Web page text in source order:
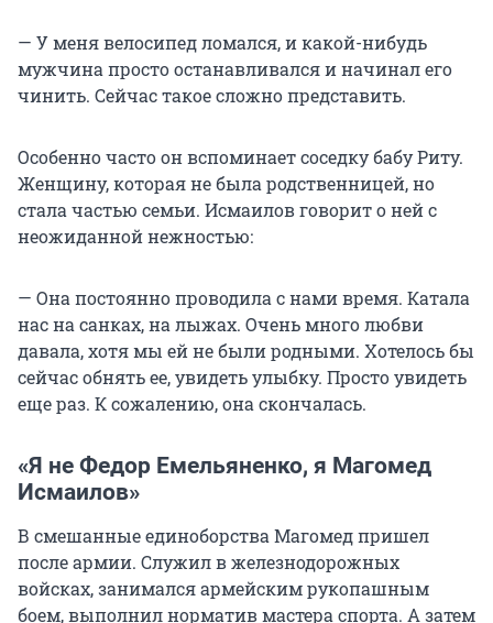
— У меня велосипед ломался, и какой-нибудь
мужчина просто останавливался и начинал его
чинить. Сейчас такое сложно представить.
Особенно часто он вспоминает соседку бабу Риту.
Женщину, которая не была родственницей, но
стала частью семьи. Исмаилов говорит о ней с
неожиданной нежностью:
— Она постоянно проводила с нами время. Катала
нас на санках, на лыжах. Очень много любви
давала, хотя мы ей не были родными. Хотелось бы
сейчас обнять ее, увидеть улыбку. Просто увидеть
еще раз. К сожалению, она скончалась.
«Я не Федор Емельяненко, я Магомед
Исмаилов»
В смешанные единоборства Магомед пришел
после армии. Служил в железнодорожных
войсках, занимался армейским рукопашным
боем, выполнил норматив мастера спорта. А затем